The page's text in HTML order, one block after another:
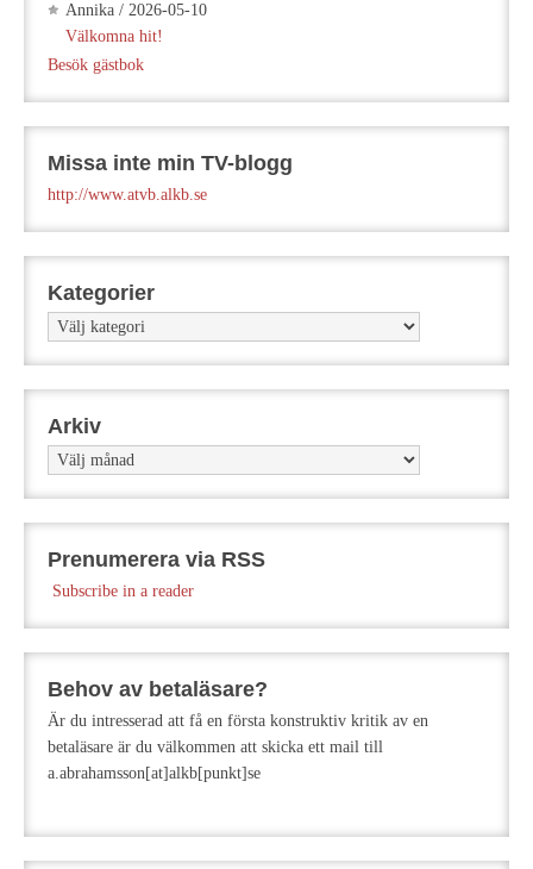
Annika / 2026-05-10
Välkomna hit!
Besök gästbok
Missa inte min TV-blogg
http://www.atvb.alkb.se
Kategorier
Kategorier
Arkiv
Arkiv
Prenumerera via RSS
Subscribe in a reader
Behov av betaläsare?
Är du intresserad att få en första konstruktiv kritik av en
betaläsare är du välkommen att skicka ett mail till
a.abrahamsson[at]alkb[punkt]se